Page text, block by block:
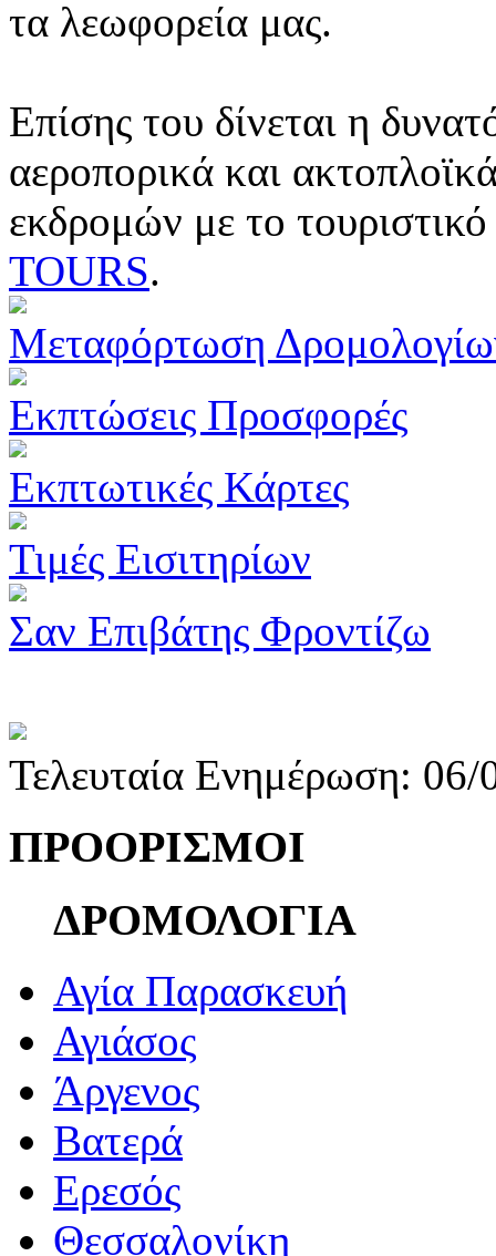
τα λεωφορεία μας.
Επίσης του δίνεται η
αεροπορικά και
εκδρομών με το
TOURS.
Μεταφόρτωση
Εκπτώσεις Προσφορές
Εκπτωτικές Κάρτες
Τιμές Εισιτηρίων
Σαν Επιβάτης Φροντίζω
Τελευταία Ενημέρωση:
ΠΡΟΟΡΙΣΜΟΙ
ΔΡΟΜΟΛΟΓΙΑ
Αγία Παρασκευή
Αγιάσος
Άργενος
Βατερά
Ερεσός
Θεσσαλονίκη